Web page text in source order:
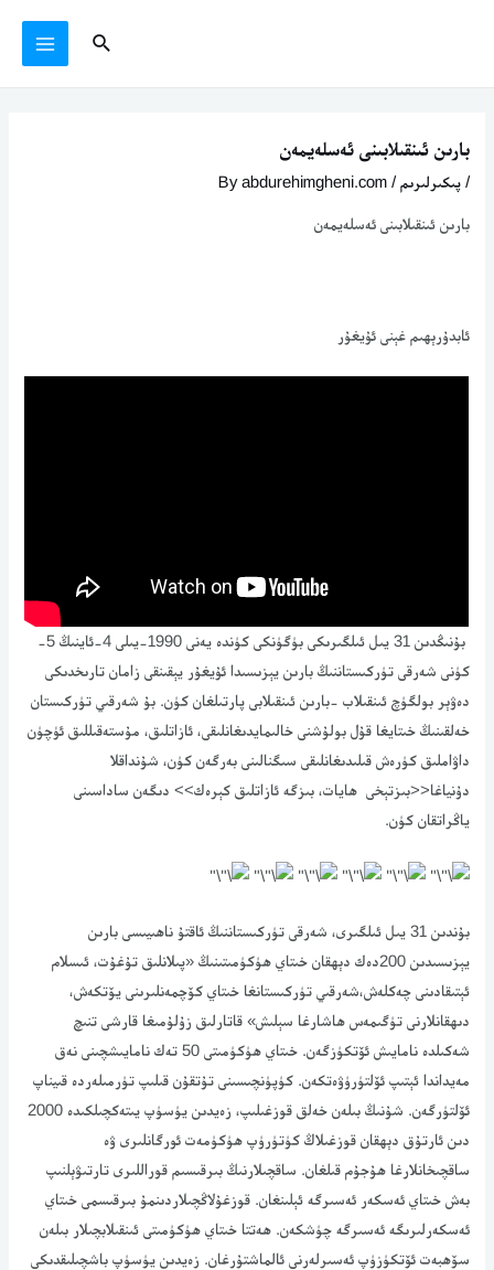
Search
بارىن ئىنقىلابىنى ئەسلەيمەن
/پىكىرلىرىم/ By
abdurehimgheni.com
بارىن ئىنقىلابىنى ئەسلەيمەن
ئابدۇرېھىم غېنى ئۇيغۇر
بۇنىڭدىن 31 يىل ئىلگىرىكى بۈگۈنكى كۈندە يەنى 1990-يىلى 4-ئاينىڭ 5-
كۈنى شەرقى تۈركىستاننىڭ بارىن يېزىسىدا ئۇيغۇر يېقىنقى زامان تارىخدىكى
دەۋېر بولگۈچ ئىنقىلاب -بارىن ئىنقىلابى پارتىلغان كۈن. بۇ شەرقىي تۈركىستان
خەلقىنىڭ خىتايغا قۇل بولۇشنى خالىمايدىغانلىقى، ئازاتلىق، مۇستەقىللىق ئۈچۈن
داۋاملىق كۈرەش قىلىدىغانلىقى سىگنالىنى بەرگەن كۈن، شۇنداقلا
دۇنياغا<<بىزتېخى ھايات، بىزگە ئازاتلىق كېرەك>> دىگەن ساداسىنى
ياڭراتقان كۈن.
بۇندىن 31 يىل ئىلگىرى، شەرقى تۈركىستاننىڭ ئاقتۇ ناھىيىسى بارىن
يېزىسىدىن 200دەك دېھقان خىتاي ھۈكۈمىتىنىڭ «پىلانلىق تۇغۇت، ئىسلام
ئېتىقادىنى چەكلەش،شەرقىي تۈركىستانغا خىتاي كۆچمەنلىرىنى يۆتكەش،
دىھقانلارنى تۈگىمەس ھاشارغا سېلىش» قاتارلىق زۇلۇمىغا قارشى تنىچ
شەكىلدە نامايىش ئۆتكۈزگەن. خىتاي ھۈكۈمىتى 50 تەك نامايىشچىنى نەق
مەيداندا ئېتىپ ئۆلتۈرۈۋەتكەن. كۈپۈنچىسىنى تۇتقۇن قىلىپ تۈرمىلەردە قىيناپ
ئۆلتۈرگەن. شۇنىڭ بىلەن خەلق قوزغىلىپ، زەيدىن يۈسۈپ يىتەكچىلكىدە 2000
دىن ئارتۇق دېھقان قوزغىلاڭ كۈتۈرۈپ ھۈكۈمەت ئورگانلىرى ۋە
ساقچىخانلارغا ھۇجۇم قىلغان. ساقچىلارنىڭ بىرقىسىم قوراللىرى تارتىۋېلنىپ
بەش خىتاي ئەسكەر ئەسىرگە ئېلىنغان. قوزغۇلاڭچىلاردىنمۇ بىرقىسمى خىتاي
ئەسكەرلىرىگە ئەسىرگە چۈشكەن. ھەتتا خىتاي ھۈكۈمىتى ئىنقىلابچىلار بىلەن
سۆھبەت ئۆتكۈزۈپ ئەسىرلەرنى ئالماشتۇرغان. زەيدىن يۈسۈپ باشچىلىقدىكى